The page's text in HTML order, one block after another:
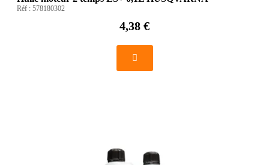
Réf : 578180302
4,38 €